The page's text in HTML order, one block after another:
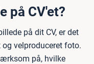
på CV'et?
på dit CV, er det
velproduceret foto.
på, hvilke